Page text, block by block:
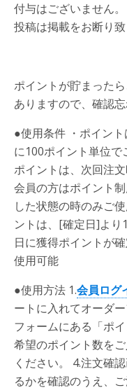
付与はございません
投稿は掲載をお断り致
ポイントが貯まった
ありますので、確認忘
●使用条件 ・ポイン
に100ポイント単位で
ポイントは、次回注
会員の方はポイント
した状態の時のみご
ントは、[確定日]より
日に獲得ポイントが
使用可能
●使用方法 1.会員ログ
ートに入れてオーダ
フォームにある「ポ
希望のポイント数を
ください。 4.注文確
るかを確認のうえ、